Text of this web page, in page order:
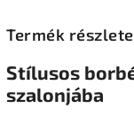
Termék
Stílusos
szalonjába